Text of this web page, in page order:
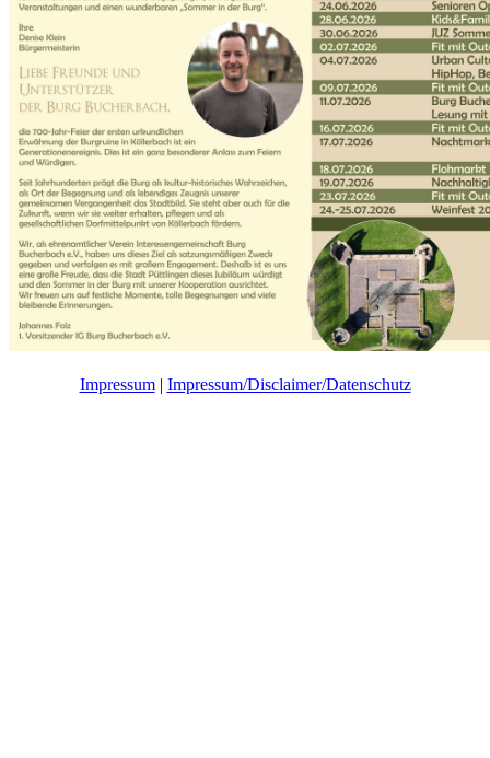
Impressum| Impressum/Disclaimer/Datenschutz